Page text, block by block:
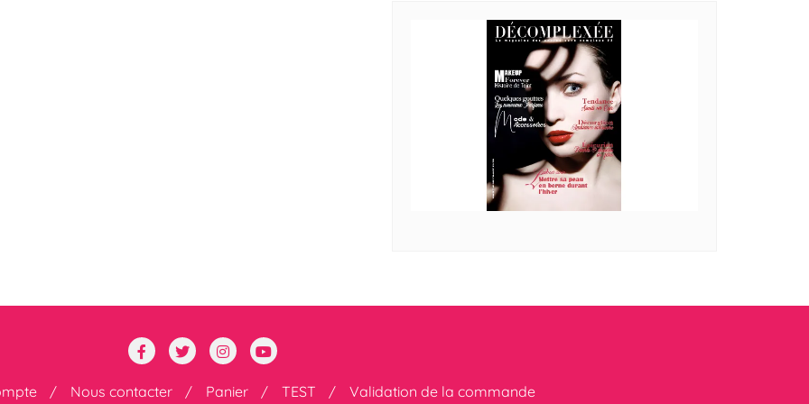
Nous contacter Panier TEST Validation de la commande